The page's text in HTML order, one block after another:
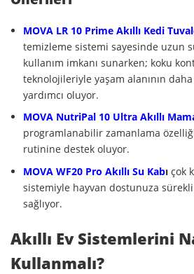
MOVA LR 10 Prime Akıllı Kedi
temizleme sistemi sayesinde uzun
kullanım imkanı sunarken; koku
teknolojileriyle yaşam alanının
yardımcı oluyor.
MOVA NutriPal 10 Ultra Akıllı
programlanabilir zamanlama
rutinine destek oluyor.
MOVA WF20 Pro Akıllı Su Kabı çok
sistemiyle hayvan dostunuza
sağlıyor.
Akıllı Ev Sistemlerini
Kullanmalı?